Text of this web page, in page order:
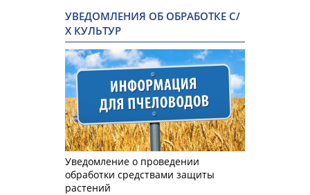
УВЕДОМЛЕНИЯ ОБ ОБРАБОТКЕ С/
Х КУЛЬТУР
Уведомление о проведении
обработки средствами защиты
растений